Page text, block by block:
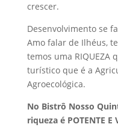
crescer.
Desenvolvimento se
Amo falar de Ilhéus,
temos uma RIQUEZA
turístico que é a
Agroecológica.
No Bistrô Nosso
riqueza é POTENTE